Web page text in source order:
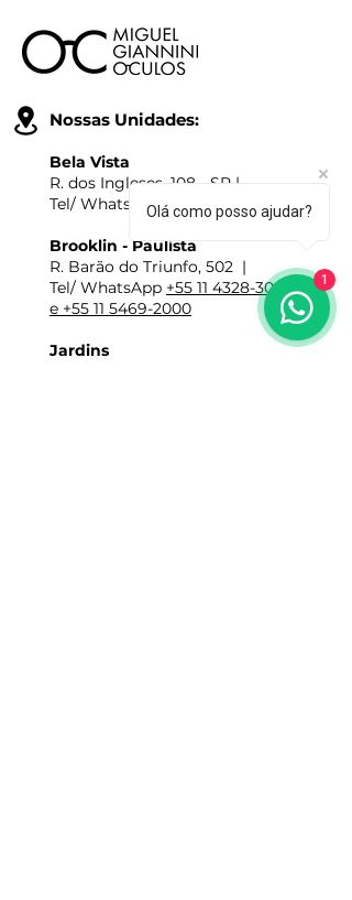
Nossas Unidades:
Bela Vista
R. dos Ingleses, 108 - SP |
Tel/ WhatsApp+55 11 3149-4000
Brooklin - Paulista
R. Barão do Triunfo, 502 |
Tel/ WhatsApp +55 11 4328-3001
e +55 11 5469-2000
Jardins
Olá como posso ajudar?
1